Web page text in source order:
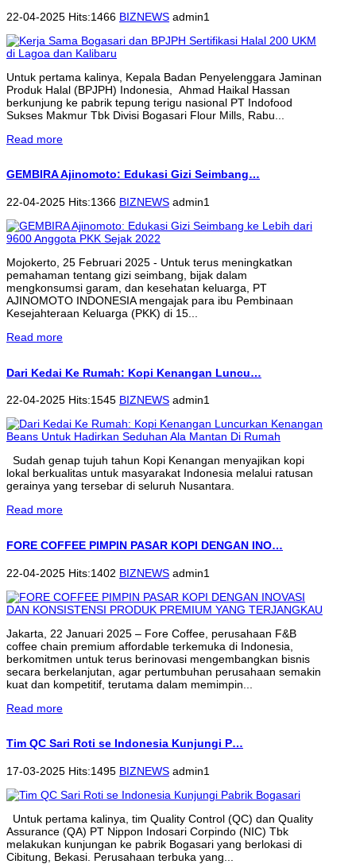
22-04-2025 Hits:1466 BIZNEWS admin1
Untuk pertama kalinya, Kepala Badan Penyelenggara Jaminan
Produk Halal (BPJPH) Indonesia, Ahmad Haikal Hassan
berkunjung ke pabrik tepung terigu nasional PT Indofood
Sukses Makmur Tbk Divisi Bogasari Flour Mills, Rabu...
Read more
GEMBIRA Ajinomoto: Edukasi Gizi Seimbang…
22-04-2025 Hits:1366 BIZNEWS admin1
Mojokerto, 25 Februari 2025 - Untuk terus meningkatkan
pemahaman tentang gizi seimbang, bijak dalam
mengkonsumsi garam, dan kesehatan keluarga, PT
AJINOMOTO INDONESIA mengajak para ibu Pembinaan
Kesejahteraan Keluarga (PKK) di 15...
Read more
Dari Kedai Ke Rumah: Kopi Kenangan Luncu…
22-04-2025 Hits:1545 BIZNEWS admin1
Sudah genap tujuh tahun Kopi Kenangan menyajikan kopi
lokal berkualitas untuk masyarakat Indonesia melalui ratusan
gerainya yang tersebar di seluruh Nusantara.
Read more
FORE COFFEE PIMPIN PASAR KOPI DENGAN INO…
22-04-2025 Hits:1402 BIZNEWS admin1
Jakarta, 22 Januari 2025 – Fore Coffee, perusahaan F&B
coffee chain premium affordable terkemuka di Indonesia,
berkomitmen untuk terus berinovasi mengembangkan bisnis
secara berkelanjutan, agar pertumbuhan perusahaan semakin
kuat dan kompetitif, terutama dalam memimpin...
Read more
Tim QC Sari Roti se Indonesia Kunjungi P…
17-03-2025 Hits:1495 BIZNEWS admin1
Untuk pertama kalinya, tim Quality Control (QC) dan Quality
Assurance (QA) PT Nippon Indosari Corpindo (NIC) Tbk
melakukan kunjungan ke pabrik Bogasari yang berlokasi di
Cibitung, Bekasi. Perusahaan terbuka yang...